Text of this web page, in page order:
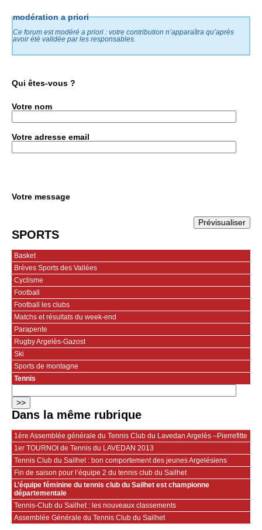
modération a priori
Ce forum est modéré a priori : votre contribution n’apparaîtra qu’après
avoir été validée par les responsables.
Qui êtes-vous ?
Votre nom
Votre adresse email
Votre message
SPORTS
Basket
Brèves Sports des Vallées
Cyclisme
Football
Football les clubs
Matchs et résultats du week-end
Parapente
Rugby Argelès-Gazost
Ski
Sports de montagne
Tennis
Dans la même rubrique
1ère Assemblée générale du Tennis Club du Lavedan Argelès –Pierrefitte
1er TOURNOI de Tennis du LAVEDAN 2013
Tennis Club du Sailhet : bon comportement des jeunes Argelésiens
Fin de saison pour l’équipe 2 du tennis club du Sailhet
L’équipe féminine du tennis club du Sailhet est championne
départementale
Tennis-Club du Sailhet : les nouveaux classements
Assemblée Générale du Tennis Club du Sailhet